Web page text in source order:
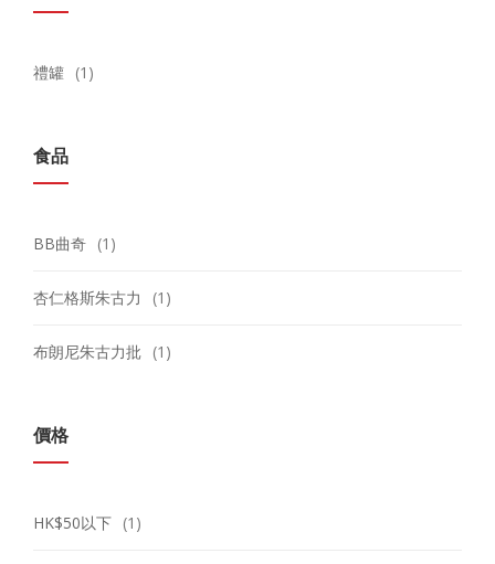
禮罐 (1)
食品
BB曲奇 (1)
杏仁格斯朱古力 (1)
布朗尼朱古力批 (1)
價格
HK$50以下 (1)